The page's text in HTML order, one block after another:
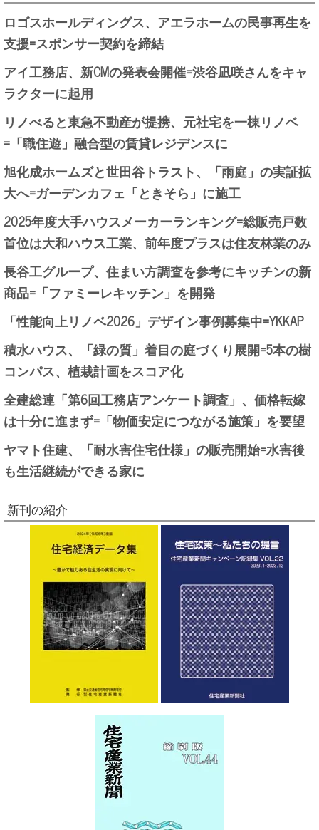
ロゴスホールディングス、アエラホームの民事再生を
支援=スポンサー契約を締結
アイ工務店、新CMの発表会開催=渋谷凪咲さんをキャ
ラクターに起用
リノべると東急不動産が提携、元社宅を一棟リノベ
=「職住遊」融合型の賃貸レジデンスに
旭化成ホームズと世田谷トラスト、「雨庭」の実証拡
大へ=ガーデンカフェ「ときそら」に施工
2025年度大手ハウスメーカーランキング=総販売戸数
首位は大和ハウス工業、前年度プラスは住友林業のみ
長谷工グループ、住まい方調査を参考にキッチンの新
商品=「ファミーレキッチン」を開発
「性能向上リノベ2026」デザイン事例募集中=YKKAP
積水ハウス、「緑の質」着目の庭づくり展開=5本の樹
コンパス、植栽計画をスコア化
全建総連「第6回工務店アンケート調査」、価格転嫁
は十分に進まず=「物価安定につながる施策」を要望
ヤマト住建、「耐水害住宅仕様」の販売開始=水害後
も生活継続ができる家に
新刊の紹介